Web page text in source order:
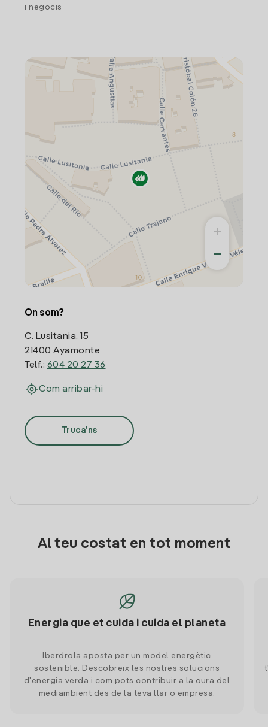
i negocis
+
−
On som?
C. Lusitania, 15
21400 Ayamonte
Telf.: 604 20 27 36
Com arribar-hi
Truca'ns
Al teu costat en tot moment
Energia que et cuida i cuida el planeta
Iberdrola aposta per un model energètic
sostenible. Descobreix les nostres solucions
d'energia verda i com pots contribuir a la cura del
mediambient des de la teva llar o empresa.